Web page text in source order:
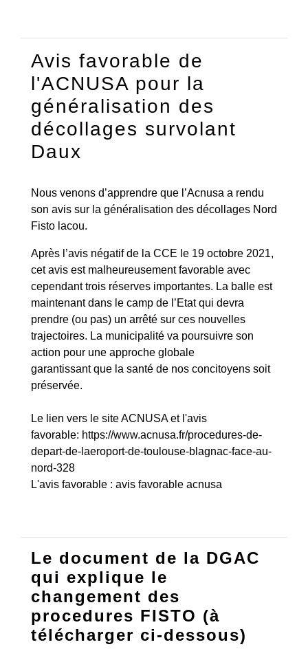
Avis favorable de
l'ACNUSA pour la
généralisation des
décollages survolant
Daux
Nous venons d’apprendre que l’Acnusa a rendu
son avis sur la généralisation des décollages Nord
Fisto lacou.
Après l’avis négatif de la CCE le 19 octobre 2021,
cet avis est malheureusement favorable avec
cependant trois réserves importantes. La balle est
maintenant dans le camp de l’Etat qui devra
prendre (ou pas) un arrêté sur ces nouvelles
trajectoires. La municipalité va poursuivre son
action pour une approche globale
garantissant que la santé de nos concitoyens soit
préservée.
Le lien vers le site ACNUSA et l'avis
favorable: https://www.acnusa.fr/procedures-de-
depart-de-laeroport-de-toulouse-blagnac-face-au-
nord-328
L'avis favorable : avis favorable acnusa
Le document de la DGAC
qui explique le
changement des
procedures FISTO (à
télécharger ci-dessous)